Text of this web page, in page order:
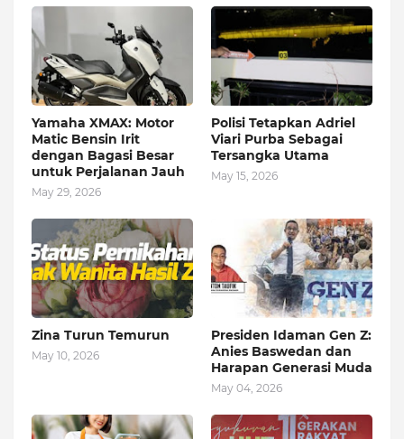
Yamaha XMAX: Motor
Matic Bensin Irit
dengan Bagasi Besar
untuk Perjalanan Jauh
May 29, 2026
Polisi Tetapkan Adriel
Viari Purba Sebagai
Tersangka Utama
May 15, 2026
Zina Turun Temurun
May 10, 2026
Presiden Idaman Gen Z:
Anies Baswedan dan
Harapan Generasi Muda
May 04, 2026